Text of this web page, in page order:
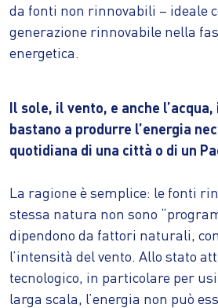
da fonti non rinnovabili – ideale
generazione rinnovabile nella
energetica.
Il sole, il vento, e anche
bastano a produrre l’energia
quotidiana di una città o di un
La ragione è semplice: le fonti
stessa natura non sono
dipendono da fattori naturali,
l’intensità del vento. Allo stato
tecnologico, in particolare per
larga scala, l’energia non può